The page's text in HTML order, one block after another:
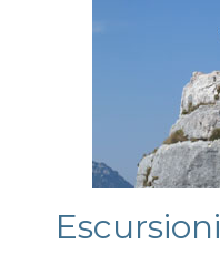
Escursioni